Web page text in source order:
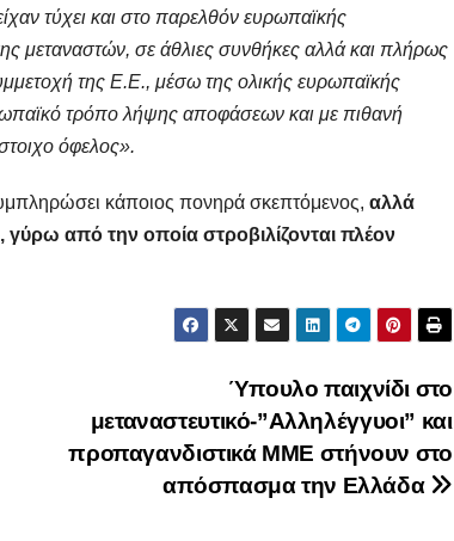
τύχει και στο παρελθόν ευρωπαϊκής
μεταναστών, σε άθλιες συνθήκες αλλά και πλήρως
της Ε.Ε., μέσω της ολικής ευρωπαϊκής
τρόπο λήψης αποφάσεων και με πιθανή
όφελος».
κάποιος πονηρά σκεπτόμενος, αλλά
γύρω από την οποία στροβιλίζονται πλέον
Ύπουλο παιχνίδι στο
μεταναστευτικό-”Αλληλέγγυοι” και
προπαγανδιστικά ΜΜΕ στήνουν στο
απόσπασμα την Ελλάδα